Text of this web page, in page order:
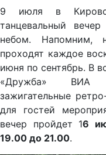
9 июля в Кирово-
танцевальный
небом. Напомним,
проходят каждое
июня по сентябрь. В
«Дружба» ВИА
зажигательные
для гостей
вечер пройдет 16
19.00 до 21.00.